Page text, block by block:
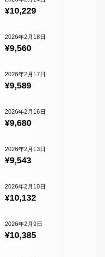
¥10,229
¥9,560
2026年2月18日
¥9,589
2026年2月17日
¥9,680
2026年2月16日
¥9,543
2026年2月13日
¥10,132
2026年2月10日
¥10,385
2026年2月9日